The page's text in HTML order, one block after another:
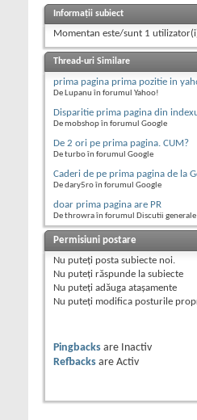
Informații subiect
Momentan este/sunt 1
Thread-uri Similare
prima pagina prima pozitie in
De Lupanu în forumul Yahoo!
Disparitie prima pagina din
De mobshop în forumul Google
De 2 ori pe prima pagina. CUM?
De turbo în forumul Google
Caderi de pe prima pagina de la
De dary5ro în forumul Google
doar prima pagina are PR
De throwra în forumul Discutii
Permisiuni postare
Nu puteţi posta subiecte noi.
Nu puteţi răspunde la subiecte
Nu puteţi adăuga ataşamente
Nu puteţi modifica posturile
Pingbacks are
Inactiv
Refbacks are Activ